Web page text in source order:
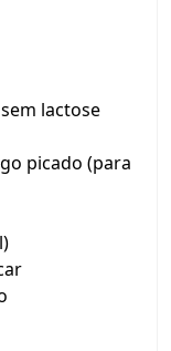
lactose
picado (para